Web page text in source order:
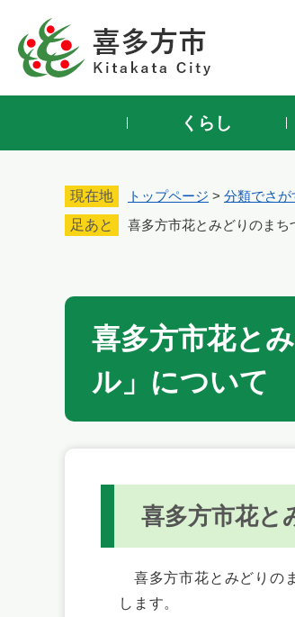
先
くらし
現在地 トップページ > 分類でさが
足あと
喜多方市花とみどりのま
文
喜多方市花と
ル」について
喜多方市花と
喜多方市花とみどりの
します。